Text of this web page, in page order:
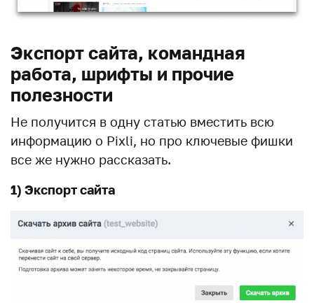
Экспорт сайта, командная
работа, шрифты и прочие
полезности
Не получится в одну статью вместить всю
информацию о Pixli, но про ключевые фишки
все же нужно рассказать.
1) Экспорт сайта